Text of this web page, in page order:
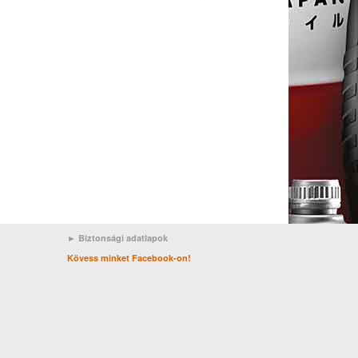
► Biztonsági adatlapok
Kövess minket Facebook-on!